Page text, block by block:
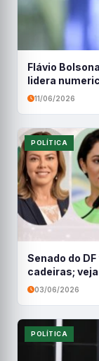
Flávio
lidera
11/06/2026
POLÍTICA
Senado do
cadeiras;
03/06/2026
POLÍTICA